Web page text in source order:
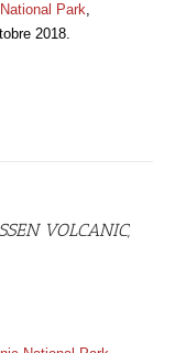
Park,
2018.
VOLCANIC,